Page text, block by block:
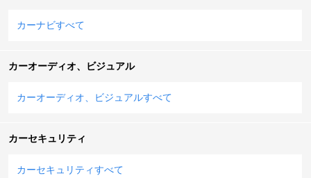
カーナビすべて
カーオーディオ、ビジュアル
カーオーディオ、ビジュアルすべて
カーセキュリティ
カーセキュリティすべて